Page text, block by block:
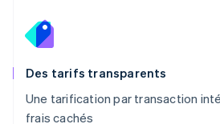
Des tarifs transparents
Une tarification par transaction
frais cachés
Pays-Bas
Nederlands
English
PortuguêsEnglish